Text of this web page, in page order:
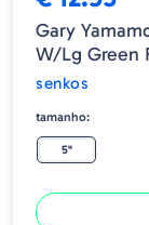
Gary
W/lg Green
senkos
tamanho:
5"